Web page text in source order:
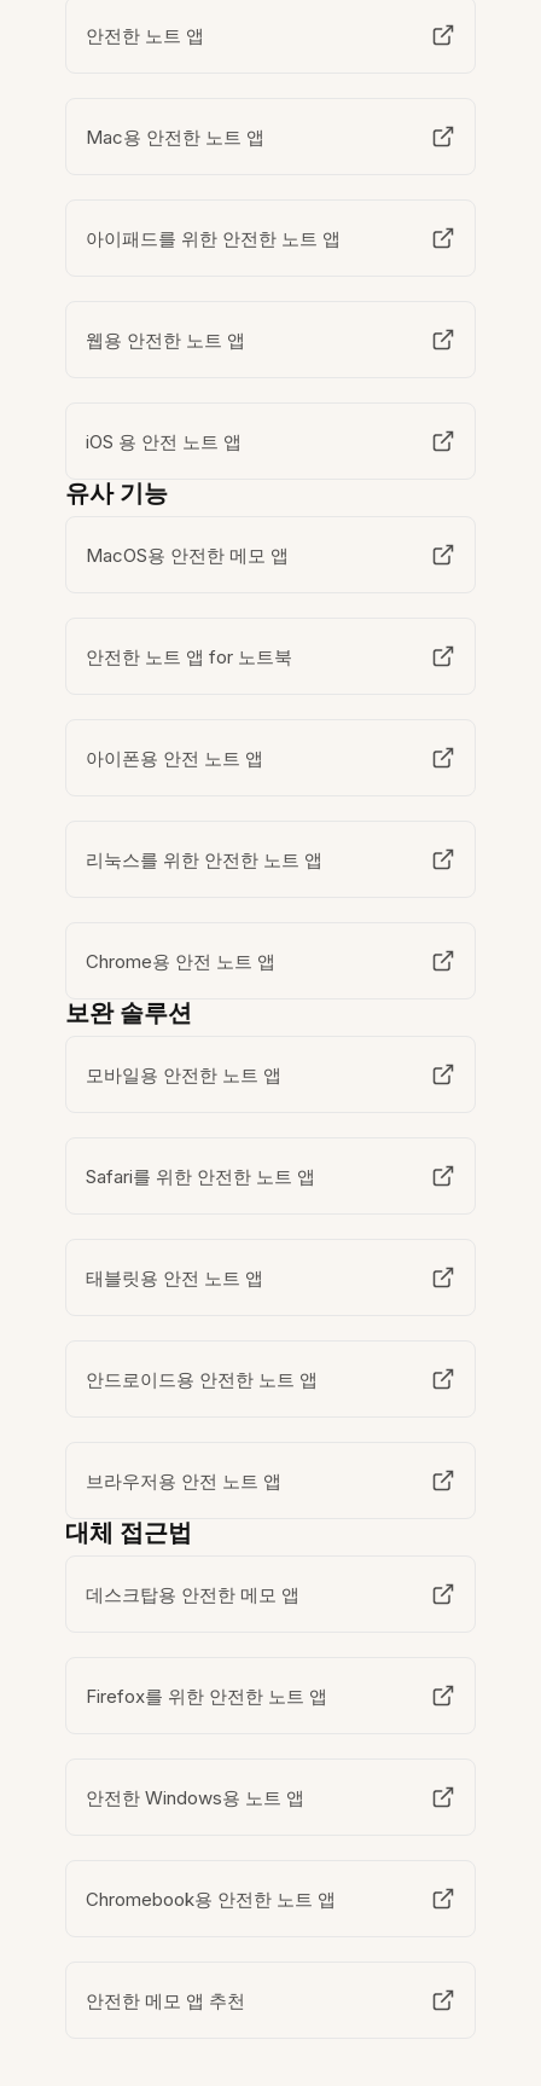
안전한 노트 앱
Mac용 안전한 노트 앱
아이패드를 위한 안전한 노트 앱
웹용 안전한 노트 앱
iOS 용 안전 노트 앱
유사 기능
MacOS용 안전한 메모 앱
안전한 노트 앱 for 노트북
아이폰용 안전 노트 앱
리눅스를 위한 안전한 노트 앱
Chrome용 안전 노트 앱
보완 솔루션
모바일용 안전한 노트 앱
Safari를 위한 안전한 노트 앱
태블릿용 안전 노트 앱
안드로이드용 안전한 노트 앱
브라우저용 안전 노트 앱
대체 접근법
데스크탑용 안전한 메모 앱
Firefox를 위한 안전한 노트 앱
안전한 Windows용 노트 앱
Chromebook용 안전한 노트 앱
안전한 메모 앱 추천